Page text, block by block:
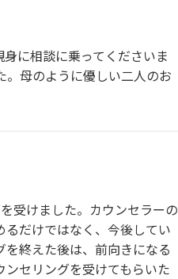
に相談に乗ってくださいま
母のように優しい二人のお
受けました。カウンセラーの
だけではなく、今後してい
終えた後は、前向きになる
セリングを受けてもらいた